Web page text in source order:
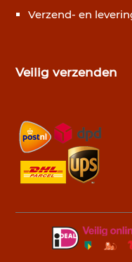
Verzend- en
Veilig verzenden